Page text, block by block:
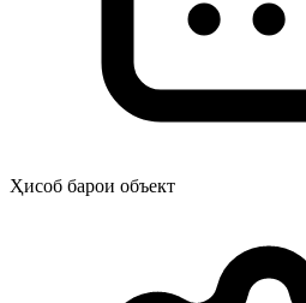
Ҳисоб барои объект